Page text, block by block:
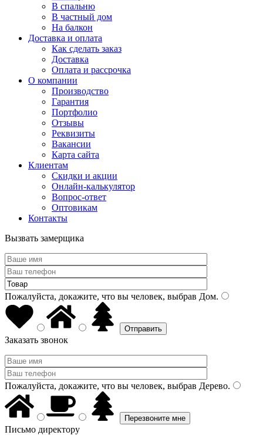
В спальню
В частный дом
На балкон
Доставка и оплата
Как сделать заказ
Доставка
Оплата и рассрочка
О компании
Производство
Гарантия
Портфолио
Отзывы
Реквизиты
Вакансии
Карта сайта
Клиентам
Скидки и акции
Онлайн-калькулятор
Вопрос-ответ
Оптовикам
Контакты
Вызвать замерщика
Пожалуйста, докажите, что вы человек, выбрав Дом.
Заказать звонок
Пожалуйста, докажите, что вы человек, выбрав Дерево.
Письмо директору